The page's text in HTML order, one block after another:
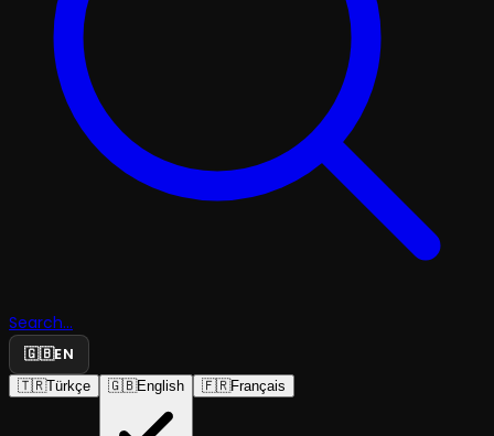
Search...
🇬🇧EN
🇹🇷Türkçe 🇬🇧English 🇫🇷Français